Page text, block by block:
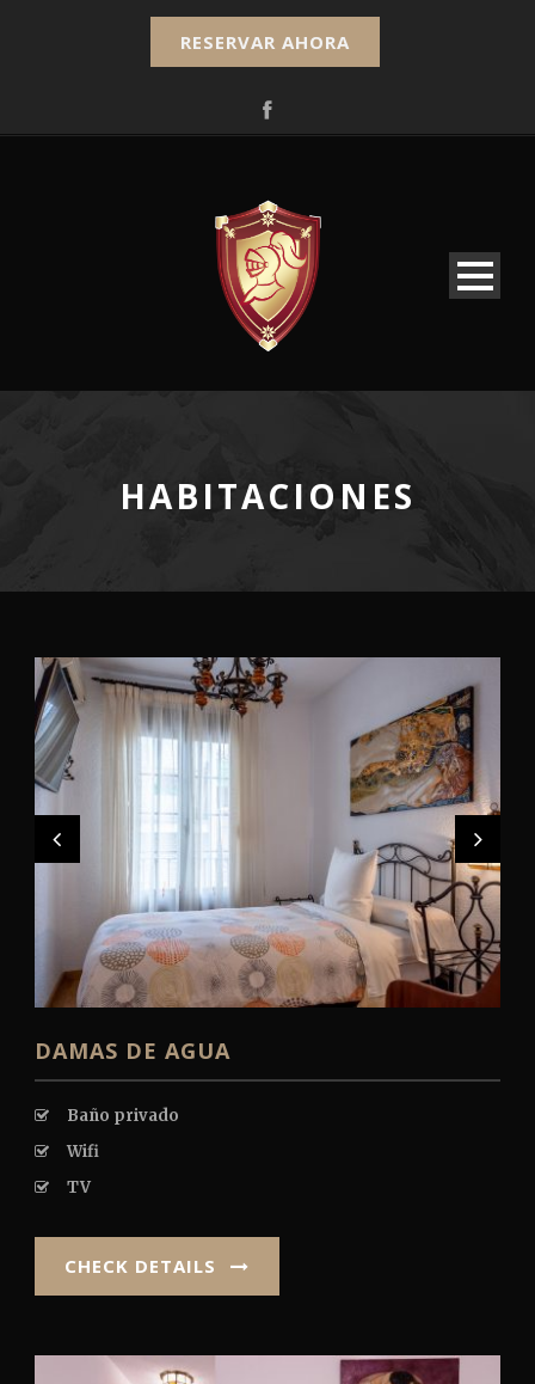
RESERVAR AHORA
Français
HABITACIONES
DAMAS DE AGUA
Baño privado
Wifi
TV
CHECK DETAILS